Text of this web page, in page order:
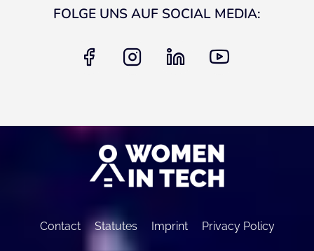
FOLGE UNS AUF SOCIAL MEDIA:
facebook instagram
Contact Statutes Imprint Privacy Policy